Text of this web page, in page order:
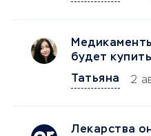
будет
Татьяна
2
Лекарства